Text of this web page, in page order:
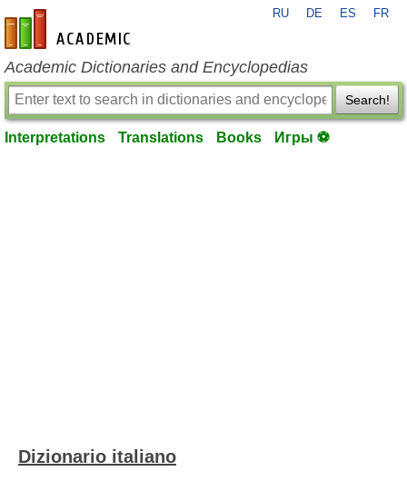
en-academic.com
RU DE ES FR
Academic Dictionaries and Encyclopedias
Search!
Interpretations Translations Books Игры ⚽
Dizionario italiano